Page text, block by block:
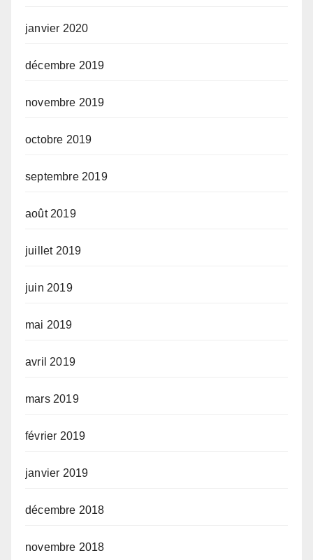
janvier 2020
décembre 2019
novembre 2019
octobre 2019
septembre 2019
août 2019
juillet 2019
juin 2019
mai 2019
avril 2019
mars 2019
février 2019
janvier 2019
décembre 2018
novembre 2018